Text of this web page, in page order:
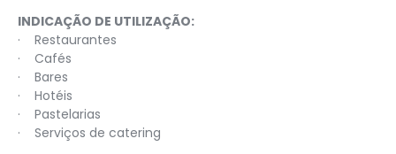
INDICAÇÃO DE UTILIZAÇÃO:
· Restaurantes
· Cafés
· Bares
· Hotéis
· Pastelarias
· Serviços de catering